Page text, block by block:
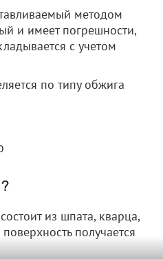
методом
и имеет погрешности,
с учетом
по типу обжига
из шпата, кварца,
получается